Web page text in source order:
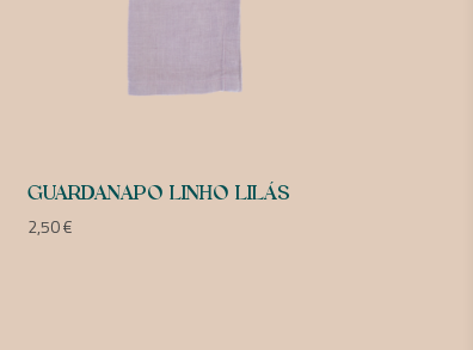
GUARDANAPO LINHO LILÁS
2,50€